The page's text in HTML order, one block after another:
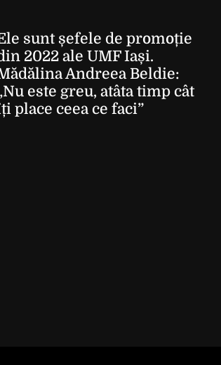
sunt șefele de promoție
2022 ale UMF Iași.
Andreea Beldie:
este greu, atâta timp cât
place ceea ce faci”